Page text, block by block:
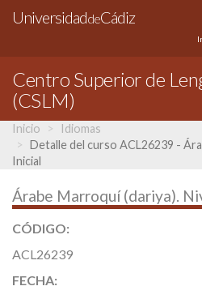
UniversidaddeCádiz
Centro Superior de
(CSLM)
Inicio
Idiomas
Detalle del curso ACL26239 -
Inicial
Árabe Marroquí (dariya).
CÓDIGO:
ACL26239
FECHA: